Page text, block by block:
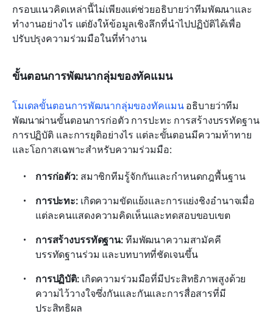
กรอบแนวคิดเหล่านี้ไม่เพียงแต่ช่วยอธิบายว่าทีมพัฒนาและ
ทำงานอย่างไร แต่ยังให้ข้อมูลเชิงลึกที่นำไปปฏิบัติได้เพื่อ
ปรับปรุงความร่วมมือในที่ทำงาน
ขั้นตอนการพัฒนากลุ่มของทัคแมน
โมเดลขั้นตอนการพัฒนากลุ่มของทัคแมน อธิบายว่าทีม
พัฒนาผ่านขั้นตอนการก่อตัว การปะทะ การสร้างบรรทัดฐาน
การปฏิบัติ และการยุติอย่างไร แต่ละขั้นตอนมีความท้าทาย
และโอกาสเฉพาะสำหรับความร่วมมือ:
การก่อตัว: สมาชิกทีมรู้จักกันและกำหนดกฎพื้นฐาน
การปะทะ: เกิดความขัดแย้งและการแย่งชิงอำนาจเมื่อ
แต่ละคนแสดงความคิดเห็นและทดสอบขอบเขต
การสร้างบรรทัดฐาน: ทีมพัฒนาความสามัคคี
บรรทัดฐานร่วม และบทบาทที่ชัดเจนขึ้น
การปฏิบัติ: เกิดความร่วมมือที่มีประสิทธิภาพสูงด้วย
ความไว้วางใจซึ่งกันและกันและการสื่อสารที่มี
ประสิทธิผล